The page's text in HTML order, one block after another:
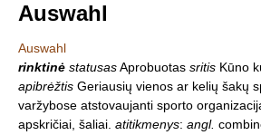
Auswahl
Auswahl
rinktinė statusasAprobuotas sritis Kūno
apibrėžtis Geriausių vienos ar kelių šakų
varžybose atstovaujanti sporto
apskričiai, šaliai. atitikmenys: angl.